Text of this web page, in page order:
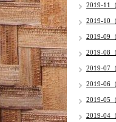
2019-11（
2019-10（
2019-09（
2019-08（
2019-07（
2019-06（
2019-05（
2019-04（